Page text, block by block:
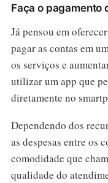
Faça o pagamento
Já pensou em
pagar as contas em
os serviços e
utilizar um app que
diretamente no
Dependendo dos
as despesas entre os
comodidade que
qualidade do